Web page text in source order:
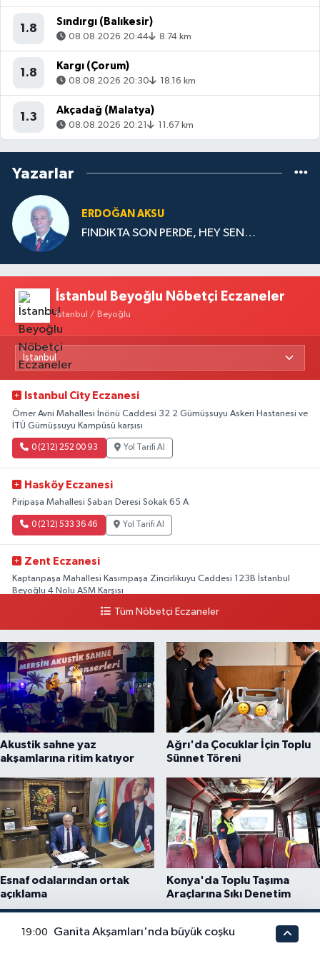
1.8
Sındırgı (Balıkesir)
08.08.2026 20:44 8.74 km
1.8
Kargı (Çorum)
08.08.2026 20:30 18.16 km
1.3
Akçadağ (Malatya)
08.08.2026 20:21 11.67 km
Yazarlar
ERDOĞAN AKSU
FINDIKTA SON PERDE, HEY SEN…
İstanbul Beyoğlu Nöbetçi Eczaneler
İstanbul / Beyoğlu
Istanbul City Eczanesi
Ömer Avni Mahallesi İnönü Caddesi 32 2 Gümüşsuyu Askeri Hastanesi ve
İTÜ Gümüşsuyu Kampüsü karşısı
0 (212) 252 00 93 Yol Tarifi Al
Hasköy Eczanesi
Piripaşa Mahallesi Şaban Deresi Sokak 65 A
0 (212) 533 36 46 Yol Tarifi Al
Zent Eczanesi
Kaptanpaşa Mahallesi Kasımpaşa Zincirlikuyu Caddesi 123B İstanbul
Beyoğlu 4 Nolu ASM Karşısı
Yol Tarifi Al
Tüm Nöbetçi Eczaneler
Akustik sahne yaz
akşamlarına ritim katıyor
Ağrı'da Çocuklar İçin Toplu
Sünnet Töreni
Esnaf odalarından ortak
açıklama
Konya'da Toplu Taşıma
Araçlarına Sıkı Denetim
19:00 Ganita Akşamları'nda büyük coşku